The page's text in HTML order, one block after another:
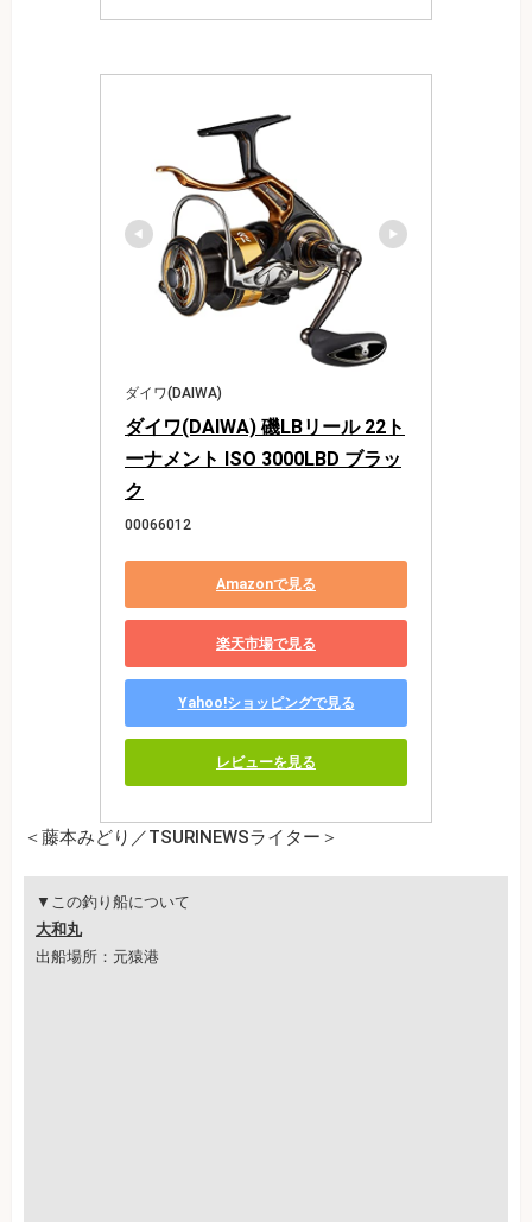
ダイワ(DAIWA)
ダイワ(DAIWA) 磯LBリール 22ト
ーナメント ISO 3000LBD ブラッ
ク
00066012
Amazonで見る
楽天市場で見る
Yahoo!ショッピングで見る
レビューを見る
＜藤本みどり／TSURINEWSライター＞
▼この釣り船について
大和丸
出船場所：元猿港